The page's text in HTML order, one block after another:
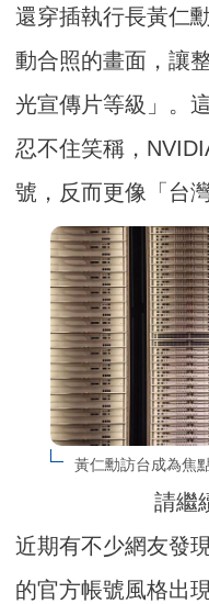
還穿插執行長黃仁
動合照的畫面，讓
光宣傳片等級」。
忍不住笑稱，
號，反而更像「台
黃仁勳訪台成為焦
請繼
近期有不少網友發
的官方帳號風格出